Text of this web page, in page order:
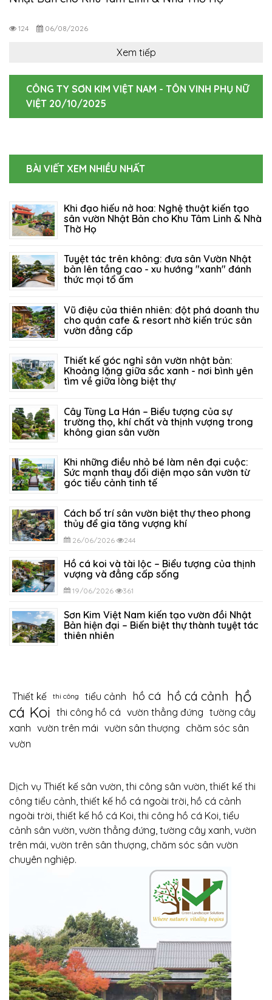
124 06/08/2026
Xem tiếp
CÔNG TY SƠN KIM VIỆT NAM - TÔN VINH PHỤ NỮ
VIỆT 20/10/2025
BÀI VIẾT XEM NHIỀU NHẤT
Khi đạo hiếu nở hoa: Nghệ thuật kiến tạo
sân vườn Nhật Bản cho Khu Tâm Linh & Nhà
Thờ Họ
Tuyệt tác trên không: đưa sân Vườn Nhật
bản lên tầng cao - xu hướng "xanh" đánh
thức mọi tổ ấm
Vũ điệu của thiên nhiên: đột phá doanh thu
cho quán cafe & resort nhờ kiến trúc sân
vườn đẳng cấp
Thiết kế góc nghỉ sân vườn nhật bản:
Khoảng lặng giữa sắc xanh - nơi bình yên
tìm về giữa lòng biệt thự
Cây Tùng La Hán – Biểu tượng của sự
trường thọ, khí chất và thịnh vượng trong
không gian sân vườn
Khi những điều nhỏ bé làm nên đại cuộc:
Sức mạnh thay đổi diện mạo sân vườn từ
góc tiểu cảnh tinh tế
Cách bố trí sân vườn biệt thự theo phong
thủy để gia tăng vượng khí
26/06/2026 244
Hồ cá koi và tài lộc – Biểu tượng của thịnh
vượng và đẳng cấp sống
19/06/2026 361
Sơn Kim Việt Nam kiến tạo vườn đồi Nhật
Bản hiện đại – Biến biệt thự thành tuyệt tác
thiên nhiên
Thiết kế thi công tiểu cảnh hồ cá hồ cá cảnh hồ
cá Koi thi công hồ cá vườn thẳng đứng tường cây
xanh vườn trên mái vườn sân thượng chăm sóc sân
vườn
Dịch vụ Thiết kế sân vườn, thi công sân vườn, thiết kế thi
công tiểu cảnh, thiết kế hồ cá ngoài trời, hồ cá cảnh
ngoài trời, thiết kế hồ cá Koi, thi công hồ cá Koi, tiểu
cảnh sân vườn, vườn thẳng đứng, tường cây xanh, vườn
trên mái, vườn trên sân thượng, chăm sóc sân vườn
chuyên nghiệp.